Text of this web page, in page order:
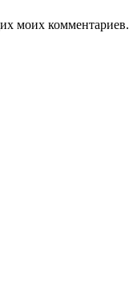
моих комментариев.